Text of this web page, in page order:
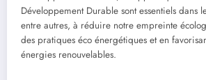
Développement Durable sont essentiels dans
entre autres, à réduire notre empreinte
des pratiques éco énergétiques et en
énergies renouvelables.